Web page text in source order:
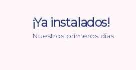
¡Ya instalados!
Nuestros primeros días